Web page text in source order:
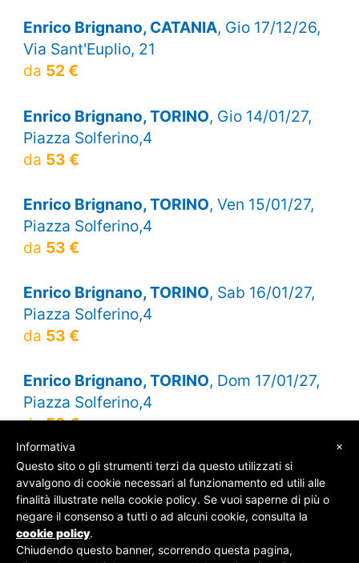
Enrico Brignano, CATANIA, Gio 17/12/26,
Via Sant'Euplio, 21
da 52 €
Enrico Brignano, TORINO, Gio 14/01/27,
Piazza Solferino,4
da 53 €
Enrico Brignano, TORINO, Ven 15/01/27,
Piazza Solferino,4
da 53 €
Enrico Brignano, TORINO, Sab 16/01/27,
Piazza Solferino,4
da 53 €
Enrico Brignano, TORINO, Dom 17/01/27,
Piazza Solferino,4
da53 €
© SOS Biglietti - P.Iva 09162100961 -Chi Siamo
Contatti-Privacy Policy
×
Informativa
Questo sito o gli strumenti terzi da questo utilizzati si
avvalgono di cookie necessari al funzionamento ed utili alle
finalità illustrate nella cookie policy. Se vuoi saperne di più o
negare il consenso a tutti o ad alcuni cookie, consulta la
cookie policy.
Chiudendo questo banner, scorrendo questa pagina,